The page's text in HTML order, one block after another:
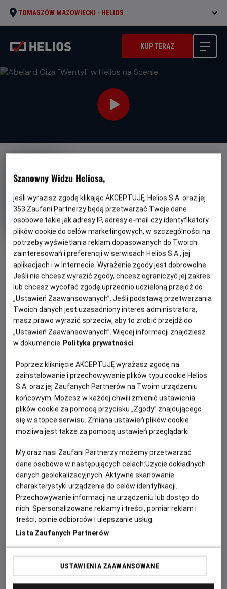
TOMASZÓW MAZOWIECKI - HELIOS
KUP TERAZ
OBSERWUJ
Abelard Giza "Wentyl" w Helios
na Scenie
Oryginalny
tytuł
Abelard Giza "Wentyl" STAND UP Gatunek
Stand-
up
Minimalny
wiek
Od 15 lat
Czas
trwania
115 min
REŻYSERIA
Sebastian Filipkowski
SCENARIUSZ
Abelard Giza
OBSADA
Abelard Giza, Janusz Pietruszka, Kuba Śliwka
WIĘCEJ SZCZEGÓŁÓW
OPIS WYDARZENIA
WENTYL to siódmy solowy program stand-upowy
Abelarda Gizy. Występy na żywo odbywały się od sierpnia
2024 roku do maja 2026 roku. Dziesięć lat po wydaniu
swojego pierwszego programu „Proteus Vulgaris”,
zarejestrowanego w warszawskiej Harendzie, Abelard
postanowił wrócić na scenę kameralnego, klimatycznego
miejsca. Wybór padł na legendarny KIJ w Łodzi.
Nagranie programu odbyło się w pierwszej lokalizacji tego
klubu. Podobnie jak podczas dwóch poprzednich tras,
komicy – Kuba Śliwka i Janusz Pietruszka, których
fragmenty występów będzie można zobaczyć także
podczas projekcji.
Przygotuj się ponad 100 minut doskonałej
zabawy!Tylko w kinach Helios.
Czas trwania: 105 minut
Szanowny Widzu Heliosa,
jeśli wyrazisz zgodę klikając AKCEPTUJĘ, Helios S.A. oraz jej
353 Zaufani Partnerzy będą przetwarzać Twoje dane
osobowe takie jak adresy IP, adresy e-mail czy identyfikatory
plików cookie do celów marketingowych, w szczególności na
potrzeby wyświetlania reklam dopasowanych do Twoich
zainteresowań i preferencji w serwisach Helios S.A., jej
aplikacjach i w Internecie. Wyrażenie zgody jest dobrowolne.
Jeśli nie chcesz wyrazić zgody, chcesz ograniczyć jej zakres
lub chcesz wycofać zgodę uprzednio udzieloną przejdź do
„Ustawień Zaawansowanych”. Jeśli podstawą przetwarzania
Twoich danych jest uzasadniony interes administratora,
masz prawo wyrazić sprzeciw, aby to zrobić przejdź do
„Ustawień Zaawansowanych”. Więcej informacji znajdziesz
w dokumencie Polityka prywatności
Poprzez kliknięcie AKCEPTUJĘ wyrażasz zgodę na
zainstalowanie i przechowywanie plików typu cookie Helios
S.A. oraz jej Zaufanych Partnerów na Twoim urządzeniu
końcowym. Możesz w każdej chwili zmienić ustawienia
plików cookie za pomocą przycisku „Zgody” znajdującego
się w stopce serwisu. Zmiana ustawień plików cookie
możliwa jest także za pomocą ustawień przeglądarki.
My oraz nasi Zaufani Partnerzy możemy przetwarzać
dane osobowe w następujących celach:Użycie dokładnych
danych geolokalizacyjnych. Aktywne skanowanie
charakterystyki urządzenia do celów identyfikacji.
Przechowywanie informacji na urządzeniu lub dostęp do
nich. Spersonalizowane reklamy i treści, pomiar reklam i
treści, opinie odbiorców i ulepszanie usług.
Lista Zaufanych Partnerów
USTAWIENIA ZAAWANSOWANE